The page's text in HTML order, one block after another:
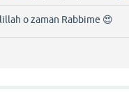
o zaman Rabbime 😍